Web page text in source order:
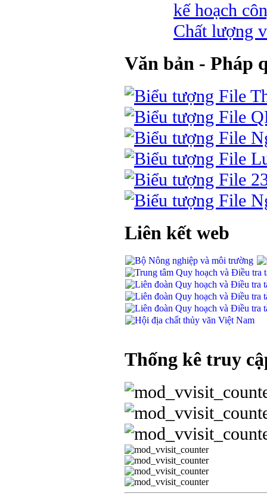
kế hoạch
Chất lượng
Văn bản - Pháp
Liên kết web
Thống kê truy